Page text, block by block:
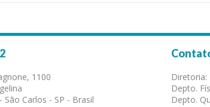
1100
São Carlos - SP - Brasil
Depto.
Depto.